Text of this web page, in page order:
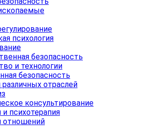
психология
безопасность
и технологии
безопасность
отраслей
консультирование
и психотерапия
отношений